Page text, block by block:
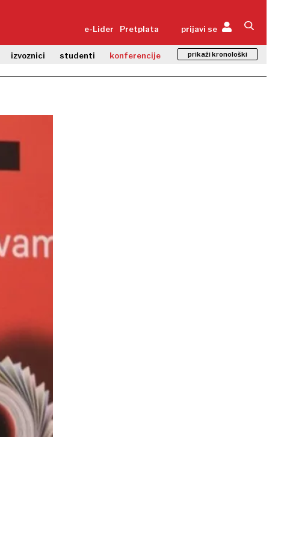
e-Lider Pretplata prijavi se
izvoznici studenti konferencije prikaži kronološki